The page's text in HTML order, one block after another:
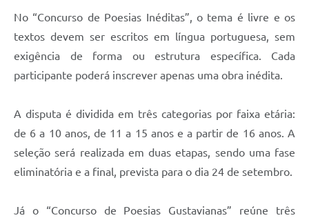
No “Concurso de Poesias Inéditas”, o tema é livre e os
textos devem ser escritos em língua portuguesa, sem
exigência de forma ou estrutura específica. Cada
participante poderá inscrever apenas uma obra inédita.
A disputa é dividida em três categorias por faixa etária:
de 6 a 10 anos, de 11 a 15 anos e a partir de 16 anos. A
seleção será realizada em duas etapas, sendo uma fase
eliminatória e a final, prevista para o dia 24 de setembro.
Já o “Concurso de Poesias Gustavianas” reúne três